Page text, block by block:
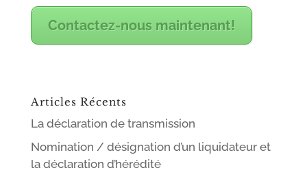
Contactez-nous maintenant!
Articles Récents
La déclaration de transmission
Nomination / désignation d’un liquidateur et
la déclaration d’hérédité